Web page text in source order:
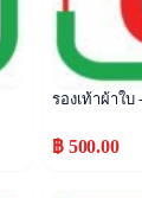
฿ 500.00